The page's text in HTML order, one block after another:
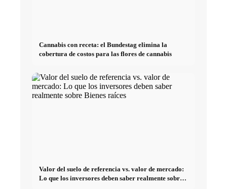
Cannabis con receta: el Bundestag elimina la
cobertura de costos para las flores de cannabis
Valor del suelo de referencia vs. valor de mercado:
Lo que los inversores deben saber realmente sobre